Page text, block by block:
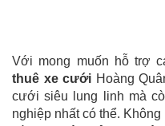
Với mong muốn hỗ trợ
thuê xe cưới Hoàng
cưới siêu lung linh mà
nghiệp nhất có thể.